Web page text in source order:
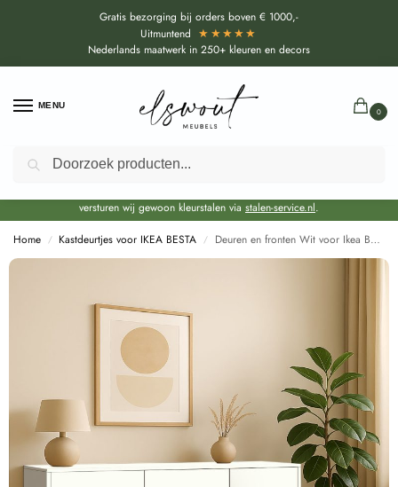
Gratis bezorging bij orders boven € 1000,-
Uitmuntend ★★★★★
Nederlands maatwerk in 250+ kleuren en decors
MENU
0
Door de bouwvakperiode geldt voor alle collecties momenteel een EXTRA
levertijd van circa 3-4 weken bovenop de reguliere levertijd.
versturen wij gewoon kleurstalen via stalen-service.nl.
Home / Kastdeurtjes voor IKEA BESTA / Deuren en fronten Wit voor Ikea Besta (W1000 ST9)